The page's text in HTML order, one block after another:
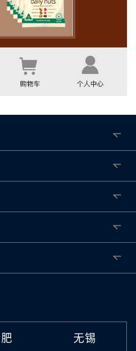
无锡